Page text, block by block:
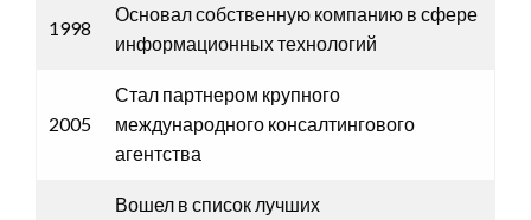
1998
Основал собственную компанию в сфере
информационных технологий
2005
Стал партнером крупного
международного консалтингового
агентства
Вошел в список лучших